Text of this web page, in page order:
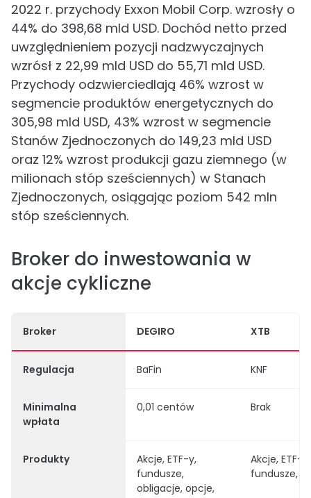
2022 r. przychody Exxon Mobil Corp. wzrosły o
44% do 398,68 mld USD. Dochód netto przed
uwzględnieniem pozycji nadzwyczajnych
wzrósł z 22,99 mld USD do 55,71 mld USD.
Przychody odzwierciedlają 46% wzrost w
segmencie produktów energetycznych do
305,98 mld USD, 43% wzrost w segmencie
Stanów Zjednoczonych do 149,23 mld USD
oraz 12% wzrost produkcji gazu ziemnego (w
milionach stóp sześciennych) w Stanach
Zjednoczonych, osiągając poziom 542 mln
stóp sześciennych.
Broker do inwestowania w
akcje cykliczne
Broker DEGIRO XTB
Regulacja BaFin KNF
Minimalna
wpłata
0,01 centów Brak
Produkty
Akcje, ETF-y,
fundusze,
obligacje, opcje,
Akcje, ETF-
fundusze,